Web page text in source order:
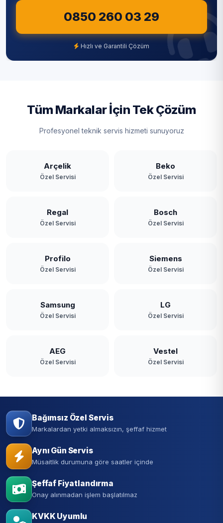
0850 260 03 29
Hızlı ve Garantili Çözüm
Tüm Markalar İçin Tek Çözüm
Profesyonel teknik servis hizmeti sunuyoruz
Arçelik
Özel Servisi
Beko
Özel Servisi
Regal
Özel Servisi
Bosch
Özel Servisi
Profilo
Özel Servisi
Siemens
Özel Servisi
Samsung
Özel Servisi
LG
Özel Servisi
AEG
Özel Servisi
Vestel
Özel Servisi
Bağımsız Özel Servis
Markalardan yetki almaksızın, şeffaf hizmet
Aynı Gün Servis
Müsaitlik durumuna göre saatler içinde
Şeffaf Fiyatlandırma
Onay alınmadan işlem başlatılmaz
KVKK Uyumlu